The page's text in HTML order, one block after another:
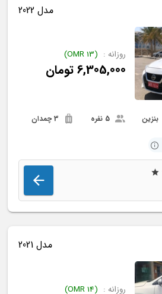
مدل 2022
روزانه : (
13
OMR
)
6,305,000تومان
بنزین
مدل 2021
روزانه : (
14
OMR
)